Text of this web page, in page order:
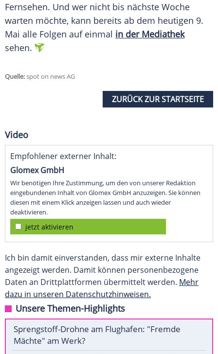
Fernsehen. Und wer nicht bis nächste Woche
warten möchte, kann bereits ab dem heutigen 9.
Mai alle Folgen auf einmal in der Mediathek
sehen.
Quelle:spot on news AG
ZURÜCK ZUR STARTSEITE
Video
Empfohlener externer Inhalt:
Glomex GmbH
Wir benötigen Ihre Zustimmung, um den von unserer Redaktion
eingebundenen Inhalt von Glomex GmbH anzuzeigen. Sie können
diesen mit einem Klick anzeigen lassen und auch wieder
deaktivieren.
jetzt aktivieren
Ich bin damit einverstanden, dass mir externe Inhalte
angezeigt werden. Damit können personenbezogene
Daten an Drittplattformen übermittelt werden. Mehr
dazu in unseren Datenschutzhinweisen.
Unsere Themen-Highlights
Sprengstoff-Drohne am Flughafen: "Fremde
Mächte" am Werk?